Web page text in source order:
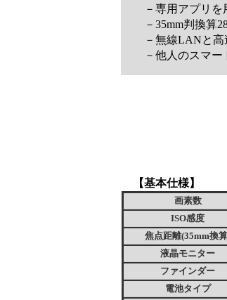
－専用アプリを
－35mm判換算28-
－無線LANと高速
－他人のスマー
【基本仕様】
画素数
ISO感度
焦点距離(35mm換
液晶モニター
ファインダー
電池タイプ